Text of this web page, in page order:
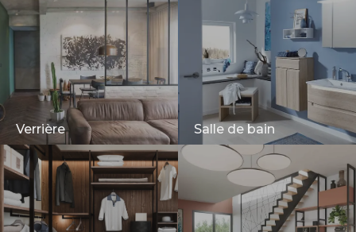
Verrière Salle de bain